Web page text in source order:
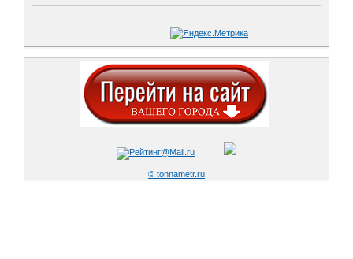
© tonnametr.ru